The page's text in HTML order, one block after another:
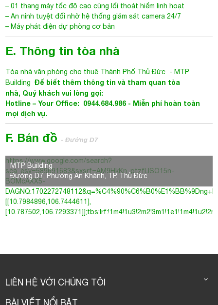
– 01 thang máy tốc độ cao cùng lối thoát hiểm linh hoạt
– An ninh tuyệt đối nhờ hệ thống giám sát camera 24/7
– Máy phát điện dự phòng cơ bản
E. Thông tin tòa nhà
Tòa nhà văn phòng cho thuê Thành Phố Thủ Đức - MTP
Building Để biết thêm thông tin và tham quan tòa
nhà, Quý khách vui lòng gọi:
Hotline – Your Office: 0944.684.986 - Miễn phí hoàn toàn
mọi dịch vụ.
F. Bản đồ- Đường D7
MTP Building
Đường D7, Phường An Khánh, TP. Thủ Đức
https://www.google.com/search?
sca_esv=589691683&sxsrf=AM9HkKn_ptzfLlSO15n-
BOMcAXX5-
[[10.7984896,106.7444611],
LIÊN HỆ VỚI CHÚNG TÔI
BÀI VIẾT NỔI BẬT